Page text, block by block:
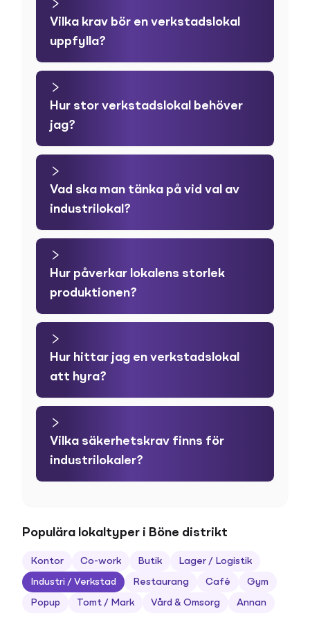
Vilka krav bör en verkstadslokal
uppfylla?
Hur stor verkstadslokal behöver
jag?
Vad ska man tänka på vid val av
industrilokal?
Hur påverkar lokalens storlek
produktionen?
Hur hittar jag en verkstadslokal
att hyra?
Vilka säkerhetskrav finns för
industrilokaler?
Populära lokaltyper i Böne distrikt
Kontor Co-work Butik Lager / Logistik
Industri / Verkstad Restaurang Café Gym
Popup Tomt / Mark Vård & Omsorg Annan